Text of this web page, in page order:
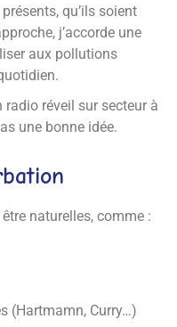
qu’ils soient
j’accorde une
aux pollutions
radio réveil sur secteur à
une bonne idée.
naturelles, comme :
(Hartmamn, Curry…)